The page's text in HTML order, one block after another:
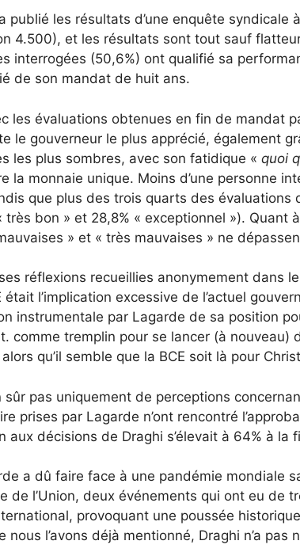
a publié les résultats d’une enquête syndicale
4.500), et les résultats sont tout sauf
interrogées (50,6%) ont qualifié sa
de son mandat de huit ans.
les évaluations obtenues en fin de mandat
le gouverneur le plus apprécié, également
les plus sombres, avec son fatidique « quoi
la monnaie unique. Moins d’une personne
que plus des trois quarts des évaluations
très bon » et 28,8% « exceptionnel »).
» et « très mauvaises » ne
réflexions recueillies anonymement dans
était l’implication excessive de l’actuel
instrumentale par Lagarde de sa position
comme tremplin pour se lancer (à
qu’il semble que la BCE soit là pour
sûr pas uniquement de perceptions
prises par Lagarde n’ont rencontré
aux décisions de Draghi s’élevait à 64% à la
a dû faire face à une pandémie mondiale
de l’Union, deux événements qui ont eu de
provoquant une poussée
nous l’avons déjà mentionné, Draghi n’a pas